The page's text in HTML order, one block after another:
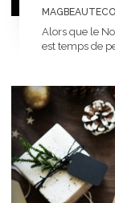
Alors que le
est temps de